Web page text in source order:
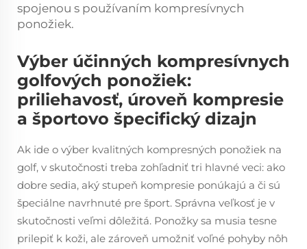
spojenou s používaním kompresívnych
ponožiek.
Výber účinných kompresívnych
golfových ponožiek:
priliehavosť, úroveň kompresie
a športovo špecifický dizajn
Ak ide o výber kvalitných kompresných ponožiek na
golf, v skutočnosti treba zohľadniť tri hlavné veci: ako
dobre sedia, aký stupeň kompresie ponúkajú a či sú
špeciálne navrhnuté pre šport. Správna veľkosť je v
skutočnosti veľmi dôležitá. Ponožky sa musia tesne
prilepiť k koži, ale zároveň umožniť voľné pohyby nôh